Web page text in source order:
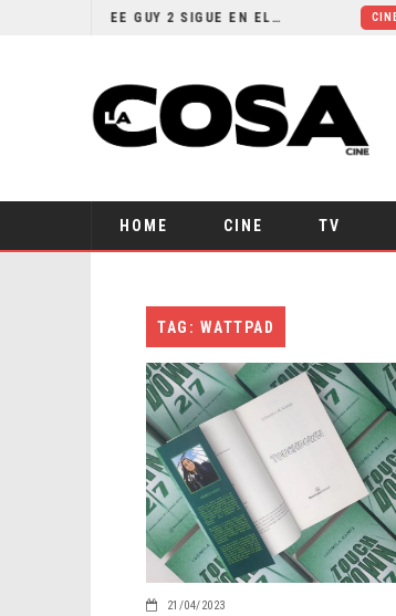
¿POR QUÉ FREE GUY 2 SIGUE EN EL LIMBO?
HOME CINE TV
TAG: WATTPAD
21/04/2023